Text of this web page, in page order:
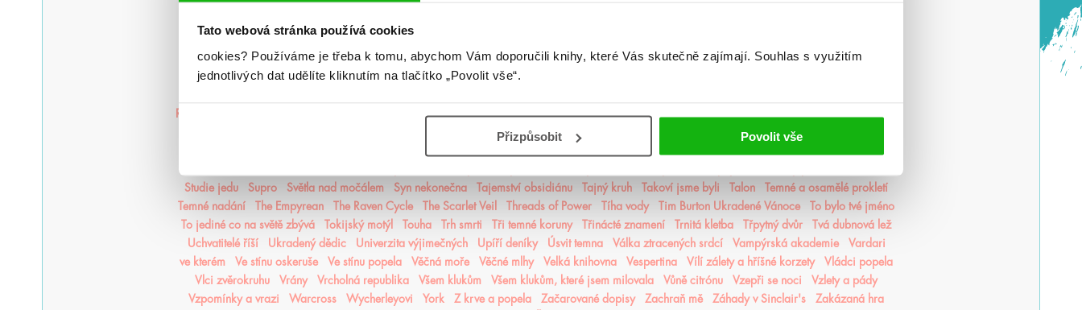
Tato webová stránka používá cookies
cookies? Používáme je třeba k tomu, abychom Vám doporučili knihy, které Vás skutečně zajímají. Souhlas s využitím
jednotlivých dat udělíte kliknutím na tlačítko „Povolit vše“.
Přizpůsobit Povolit vše
Pod štítem magie
Poušť v plamenech
Pozlacené Pozorovatelka Prázdné sliby Příběh magie Příběhy z nového světa Princezna popela
Princové hříchů
Přízraky noci
Projekt Alfa Projekt Kronos Prokletý trůn Proroctví
Ruby Redfordová
Šarlatový závoj Scarlet Luck Scholomance
Skandar a zloděj jednorožců Skleněný trůn Slavné Jane Smrtící vzdělání
Studie jedu
Supro Světla nad močálem Syn nekonečna Tajemství obsidiánu Tajný kruh Takoví jsme byli Talon
Temné a osamělé prokletí
Temné nadání
The Empyrean The Raven Cycle The Scarlet Veil Threads of Power Tíha vody Tim Burton Ukradené Vánoce
To bylo tvé jméno
To jediné co na světě zbývá
Tokijský motýl Touha Trh smrti Tři temné koruny Třinácté znamení Trnitá kletba Třpytný dvůr
Tvá dubnová lež
Uchvatitelé říší
Ukradený dědic Univerzita výjimečných Upíří deníky Úsvit temna Válka ztracených srdcí Vampýrská akademie
Vardari
ve kterém
Ve stínu oskeruše Ve stínu popela Věčná moře Věčné mlhy Velká knihovna Vespertina Vílí zálety a hříšné korzety
Vládci popela
Vlci zvěrokruhu
Vrány Vrcholná republika Všem klukům Všem klukům, které jsem milovala Vůně citrónu Vzepři se noci
Vzlety a pády
Vzpomínky a vrazi
Warcross Wycherleyovi York Z krve a popela Začarované dopisy Zachraň mě Záhady v Sinclair's
Zakázaná hra